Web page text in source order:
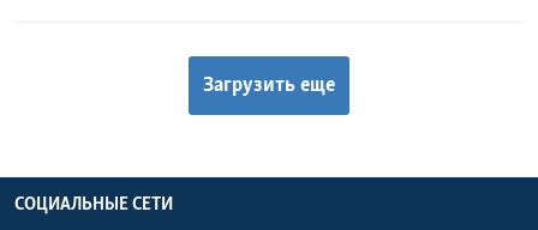
Загрузить еще
СОЦИАЛЬНЫЕ СЕТИ